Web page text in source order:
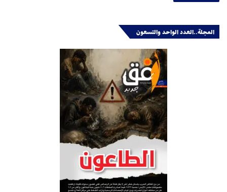
المجلة..العدد الواحد والتسعون